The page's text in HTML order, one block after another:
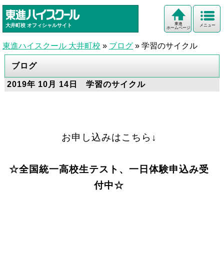
大井町校 オフィシャルサイト メニュー
東進
ホームページ
東進ハイスクール 大井町校 » ブログ » 学習のサイクル
ブログ
2019年 10月 14日 学習のサイクル
お申し込みはこちら↓
☆全国統一高校生テスト、一日体験申込み受
付中☆